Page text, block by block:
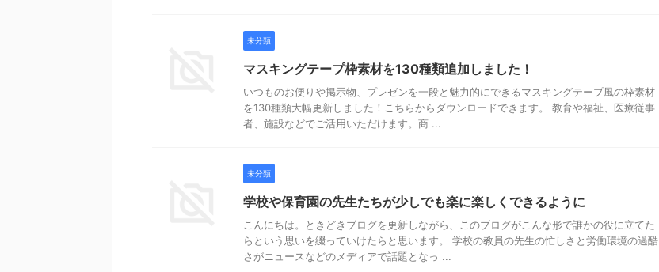
未分類
マスキングテープ枠素材を130種類追加しました！
いつものお便りや掲示物、プレゼンを一段と魅力的にできるマスキングテープ風の枠素材
を130種類大幅更新しました！こちらからダウンロードできます。 教育や福祉、医療従事
者、施設などでご活用いただけます。商 ...
未分類
学校や保育園の先生たちが少しでも楽に楽しくできるように
こんにちは。ときどきブログを更新しながら、このブログがこんな形で誰かの役に立てた
らという思いを綴っていけたらと思います。 学校の教員の先生の忙しさと労働環境の過酷
さがニュースなどのメディアで話題となっ ...